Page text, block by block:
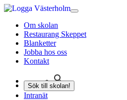
Om skolan
Restaurang Skeppet
Blanketter
Jobba hos oss
Kontakt
Sök till skolan!
Intranät